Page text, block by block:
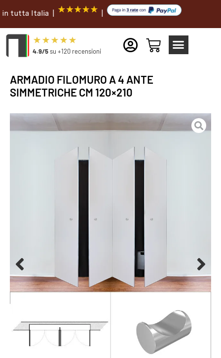
Italia | |
4.9/5su +120 recensioni
ARMADIO FILOMURO A 4 ANTE
SIMMETRICHE CM 120×210